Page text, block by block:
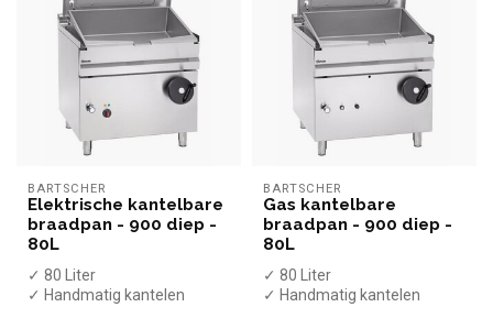
BARTSCHER
Elektrische kantelbare
braadpan - 900 diep -
80L
✓ 80 Liter
✓ Handmatig kantelen
BARTSCHER
Gas kantelbare
braadpan - 900 diep -
80L
✓ 80 Liter
✓ Handmatig kantelen